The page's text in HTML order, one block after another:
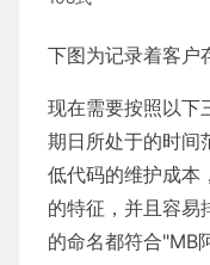
下图为记录着客户
现在需要按照以下
期日所处于的时间
低代码的维护成本
的特征，并且容易
的命名都符合"MB